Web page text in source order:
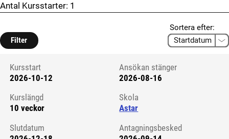
Antal Kursstarter: 1
Filter
Sortera efter:
Kursstart 6238559
Kursstart
2026-10-12
Ansökan stänger
2026-08-16
Kurslängd
10 veckor
Skola
Astar
Slutdatum
Antagningsbesked